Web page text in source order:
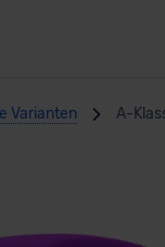
Varianten A-